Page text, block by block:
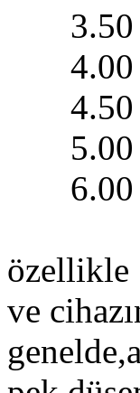
3.50
4.00
4.50
5.00
6.00
özellikle
ve